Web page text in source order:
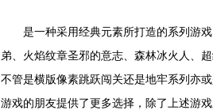
是一种采用经典元素所打造的系列游戏
弟、火焰纹章圣邪的意志、森林冰火人、
不管是横版像素跳跃闯关还是地牢系列亦
游戏的朋友提供了更多选择，除了上述游